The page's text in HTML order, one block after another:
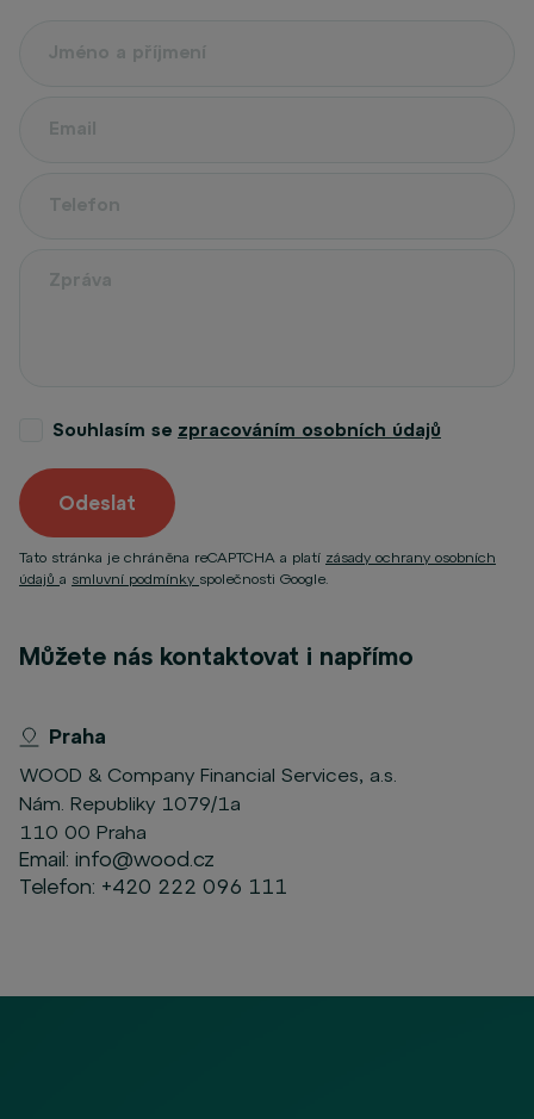
Odeslat
Souhlasím se zpracováním osobních údajů
Tato stránka je chráněna reCAPTCHA a platí zásady ochrany osobních
údajů a smluvní podmínky společnosti Google.
Můžete nás kontaktovat i napřímo
Praha
WOOD & Company Financial Services, a.s.
Nám. Republiky 1079/1a
110 00 Praha
Email: info@wood.cz
Telefon: +420 222 096 111